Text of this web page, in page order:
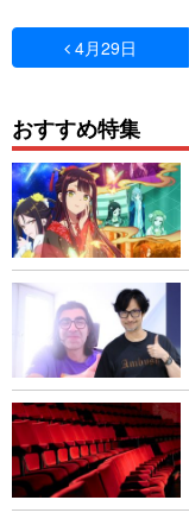
4月29日
おすすめ特集